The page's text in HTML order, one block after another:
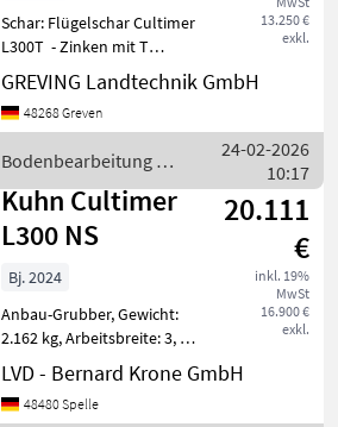
13.250 €
exkl.
Schar: Flügelschar Cultimer
L300T - Zinken mit T
Sicherung - Standardschar
80mm mit Flügel 350mm -
Walze T-Ring -
ungefedert - hydr. Walzenei
GREVING Landtechnik GmbH
48268 Greven
Bodenbearbeitung /
Kuhn
24-02-2026
10:17
Kuhn Cultimer
L300 NS
20.111
€
inkl. 19%
MwSt
16.900 €
exkl.
Bj. 2024
Anbau-Grubber, Gewicht:
2.162 kg, Arbeitsbreite: 3, 00
m, Transportbreite: 3, 00 m,
Anzahl der Zinken: 10, 8 St.
Einebnungsscheiben,
LVD - Bernard Krone GmbH
48480 Spelle